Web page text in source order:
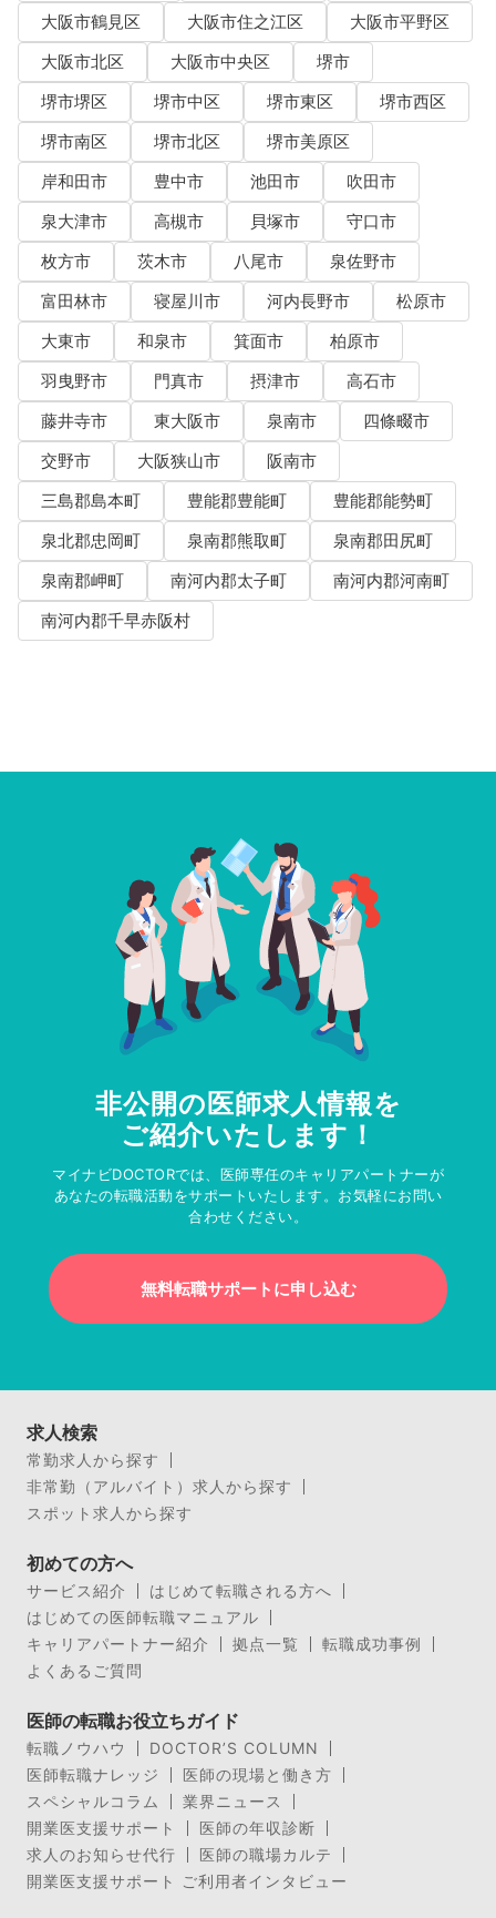
大阪市鶴見区
大阪市住之江区
大阪市平野区
大阪市北区
大阪市中央区
堺市
堺市堺区
堺市中区 堺市東区
堺市西区
堺市南区
堺市北区
堺市美原区
岸和田市
豊中市 池田市
吹田市
泉大津市
高槻市 貝塚市
守口市
枚方市
茨木市 八尾市
泉佐野市
富田林市
寝屋川市 河内長野市
松原市
大東市
和泉市 箕面市
柏原市
羽曳野市
門真市 摂津市
高石市
藤井寺市
東大阪市 泉南市
四條畷市
交野市
大阪狭山市
阪南市
三島郡島本町
豊能郡豊能町
豊能郡能勢町
泉北郡忠岡町
泉南郡熊取町
泉南郡田尻町
泉南郡岬町
南河内郡太子町
南河内郡河南町
南河内郡千早赤阪村
非公開の医師求人情報を
ご紹介いたします！
マイナビDOCTORでは、医師専任のキャリアパートナーが
あなたの転職活動をサポートいたします。お気軽にお問い
合わせください。
無料転職サポートに申し込む
求人検索
常勤求人から探す
非常勤（アルバイト）求人から探す
スポット求人から探す
初めての方へ
サービス紹介
はじめて転職される方へ
はじめての医師転職マニュアル
キャリアパートナー紹介
拠点一覧
転職成功事例
よくあるご質問
医師の転職お役立ちガイド
転職ノウハウ
DOCTOR’S COLUMN
医師転職ナレッジ
医師の現場と働き方
スペシャルコラム
業界ニュース
開業医支援サポート
医師の年収診断
求人のお知らせ代行
医師の職場カルテ
開業医支援サポート ご利用者インタビュー